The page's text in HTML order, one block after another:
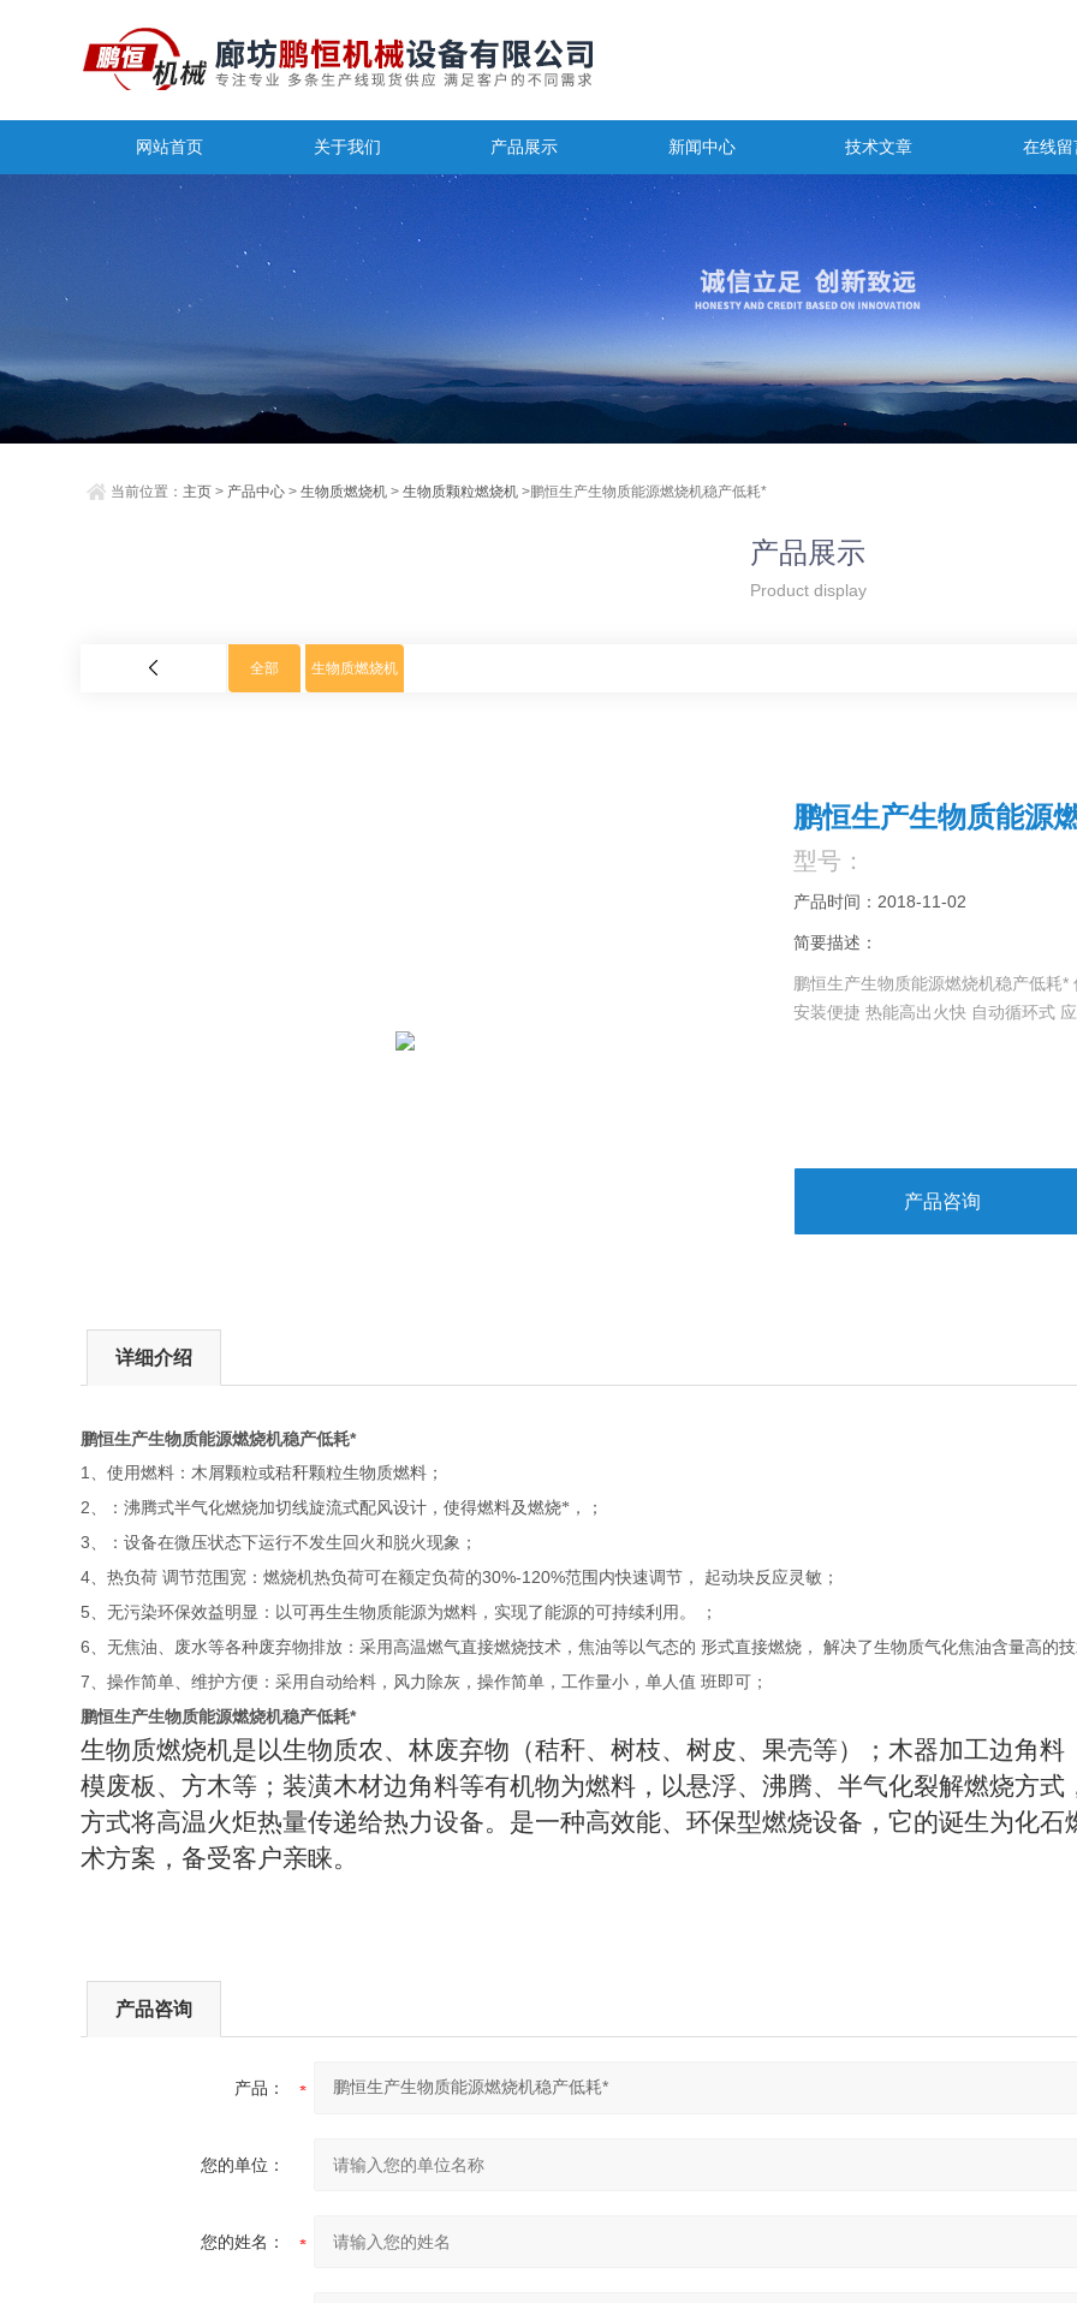
网站首页 关于我们 产品展示 新闻中心 技术文章 在线留
当前位置： 主页 > 产品中心 >生物质燃烧机 >生物质颗粒燃烧机 >鹏恒生产生物质能源燃烧机稳产低耗*
产品展示
Product display
全部 生物质燃烧机
鹏恒生产生物质能源
型号：
产品时间：2018-11-02
简要描述：
鹏恒生产生物质能源燃烧机稳产低耗
安装便捷 热能高出火快 自动循环式
产品咨询
详细介绍
鹏恒生产生物质能源燃烧机稳产低耗*
1、使用燃料：木屑颗粒或秸秆颗粒生物质燃料；
2、：沸腾式半气化燃烧加切线旋流式配风设计，使得燃料及燃烧*，；
3、：设备在微压状态下运行不发生回火和脱火现象；
4、热负荷 调节范围宽：燃烧机热负荷可在额定负荷的30%-120%范围内快速调节， 起动块反应灵敏；
5、无污染环保效益明显：以可再生生物质能源为燃料，实现了能源的可持续利用。 ；
6、无焦油、废水等各种废弃物排放：采用高温燃气直接燃烧技术，焦油等以气态的 形式直接燃烧， 解决了生物质气化焦油含量高的
7、操作简单、维护方便：采用自动给料，风力除灰，操作简单，工作量小，单人值 班即可；
鹏恒生产生物质能源燃烧机稳产低耗*
生物质燃烧机是以生物质农、林废弃物（秸秆、树枝、树皮、果壳等）；木器加工边角
模废板、方木等；装潢木材边角料等有机物为燃料，以悬浮、沸腾、半气化裂解燃烧方
方式将高温火炬热量传递给热力设备。是一种高效能、环保型燃烧设备，它的诞生为化
术方案，备受客户亲睐。
产品咨询
产品：
您的单位：
您的姓名：